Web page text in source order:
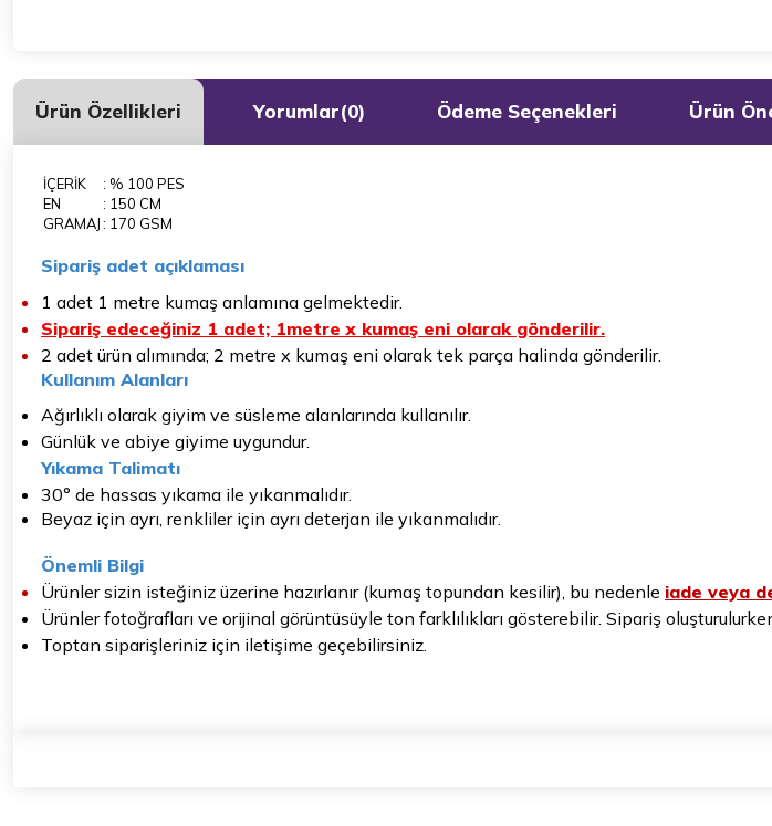
Ürün Özellikleri Yorumlar(0) Ödeme Seçenekleri Ürün
İÇERİK
: % 100 PES
EN
: 150 CM
GRAMAJ: 170 GSM
Sipariş adet açıklaması
1 adet 1 metre kumaş anlamına gelmektedir.
Sipariş edeceğiniz 1 adet; 1metre x kumaş eni olarak gönderilir.
2 adet ürün alımında; 2 metre x kumaş eni olarak tek parça halinda gönderilir.
Kullanım Alanları
Ağırlıklı olarak giyim ve süsleme alanlarında kullanılır.
Günlük ve abiye giyime uygundur.
Yıkama Talimatı
30° de hassas yıkama ile yıkanmalıdır.
Beyaz için ayrı, renkliler için ayrı deterjan ile yıkanmalıdır.
Önemli Bilgi
Ürünler sizin isteğiniz üzerine hazırlanır (kumaş topundan kesilir), bu nedenle iade veya
Ürünler fotoğrafları ve orijinal görüntüsüyle ton farklılıkları gösterebilir. Sipariş
Toptan siparişleriniz için iletişime geçebilirsiniz.